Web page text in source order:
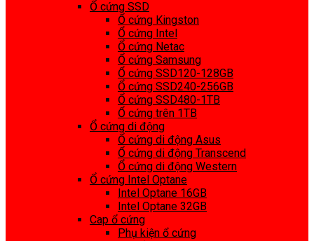
Ổ cứng SSD
Ổ cứng Kingston
Ổ cứng Intel
Ổ cứng Netac
Ổ cứng Samsung
Ổ cứng SSD120-128GB
Ổ cứng SSD240-256GB
Ổ cứng SSD480-1TB
Ổ cứng trên 1TB
Ổ cứng di động
Ổ cứng di động Asus
Ổ cứng di động Transcend
Ổ cứng di động Western
Ổ cứng Intel Optane
Intel Optane 16GB
Intel Optane 32GB
Cap ổ cứng
Phụ kiện ổ cứng